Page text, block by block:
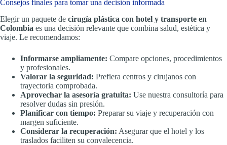
Consejos finales para tomar una decisión informada
Elegir un paquete de cirugía plástica con hotel y transporte en
Colombia es una decisión relevante que combina salud, estética y
viaje. Le recomendamos:
Informarse ampliamente: Compare opciones, procedimientos
y profesionales.
Valorar la seguridad: Prefiera centros y cirujanos con
trayectoria comprobada.
Aprovechar la asesoría gratuita: Use nuestra consultoría para
resolver dudas sin presión.
Planificar con tiempo: Preparar su viaje y recuperación con
margen suficiente.
Considerar la recuperación: Asegurar que el hotel y los
traslados faciliten su convalecencia.